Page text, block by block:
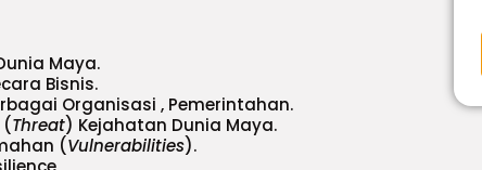
Maya.
Bisnis.
Organisasi , Pemerintahan.
Threat) Kejahatan Dunia Maya.
(Vulnerabilities).